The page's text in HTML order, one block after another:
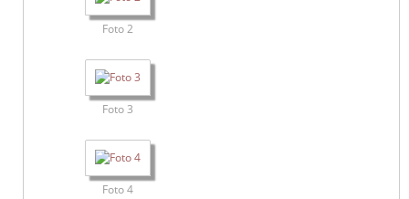
Foto 2
Foto 3
Foto 4